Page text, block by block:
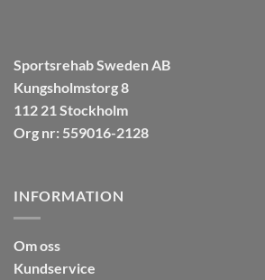
Sportsrehab Sweden AB
Kungsholmstorg 8
112 21 Stockholm
Org nr: 559016-2128
INFORMATION
Om oss
Kundservice